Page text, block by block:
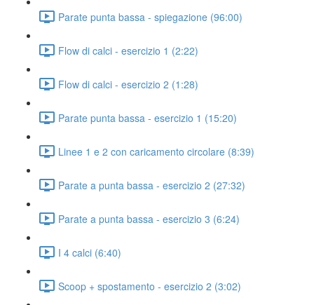
Parate punta bassa - spiegazione (96:00)
Flow di calci - esercizio 1 (2:22)
Flow di calci - esercizio 2 (1:28)
Parate punta bassa - esercizio 1 (15:20)
Linee 1 e 2 con caricamento circolare (8:39)
Parate a punta bassa - esercizio 2 (27:32)
Parate a punta bassa - esercizio 3 (6:24)
I 4 calci (6:40)
Scoop + spostamento - esercizio 2 (3:02)